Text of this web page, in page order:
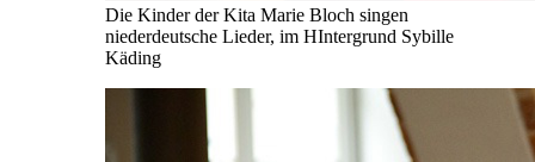
Die Kinder der Kita Marie Bloch singen
niederdeutsche Lieder, im HIntergrund Sybille
Käding